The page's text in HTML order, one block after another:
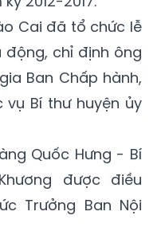
chỉ định ông
Ban Chấp hành,
vụ Bí thư huyện ủy
Quốc Hưng - Bí
được điều
Trưởng Ban Nội
thực hiện việc sáp